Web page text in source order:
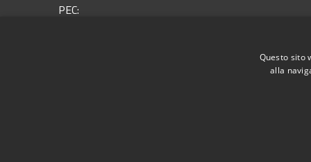
PEC:
Questo sito
alla